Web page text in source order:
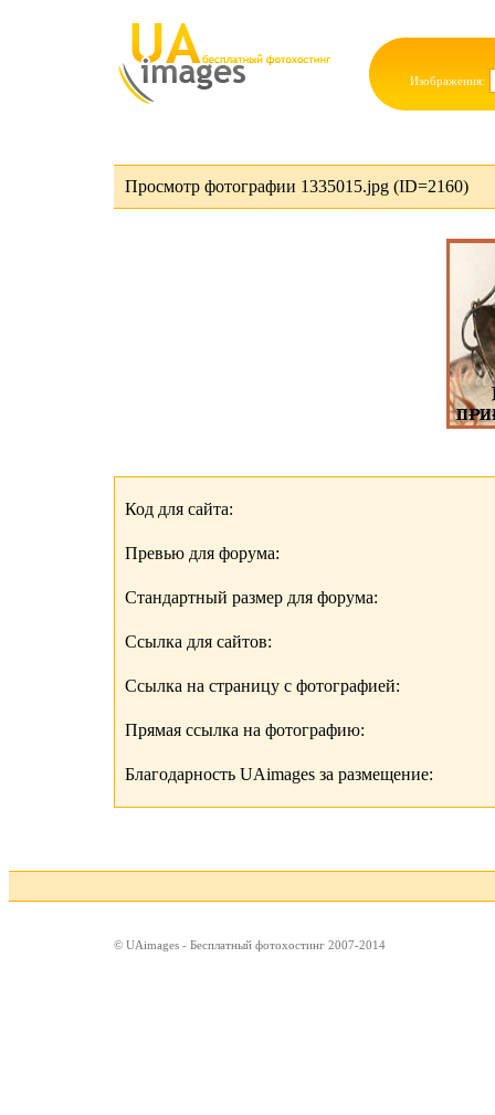
Изображения:
Просмотр фотографии 1335015.jpg (ID=2160)
Код для сайта:
Превью для форума:
Стандартный размер для форума:
Ссылка для сайтов:
Ссылка на страницу с фотографией:
Прямая ссылка на фотографию:
Благодарность UAimages за размещение:
© UAimages - Бесплатный фотохостинг 2007-2014